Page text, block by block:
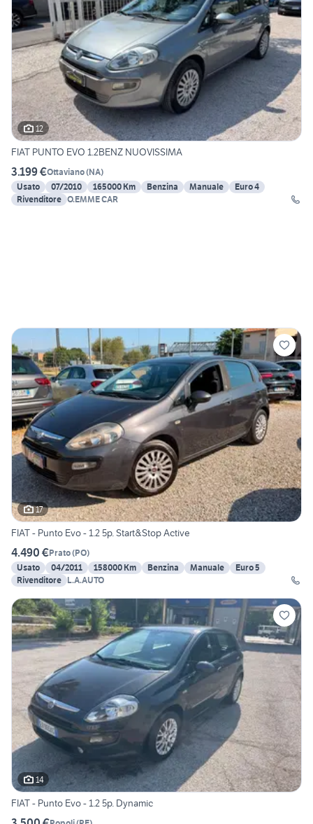
12
FIAT PUNTO EVO 1.2BENZ NUOVISSIMA
3.199 €Ottaviano(NA)
Usato
07/2010 165000 Km Benzina Manuale
Euro 4
Rivenditore O.EMME CAR
17
FIAT - Punto Evo - 1.2 5p. Start&Stop Active
4.490 €Prato(PO)
Usato
04/2011 158000 Km Benzina Manuale
Euro 5
Rivenditore L.A.AUTO
14
FIAT - Punto Evo - 1.2 5p. Dynamic